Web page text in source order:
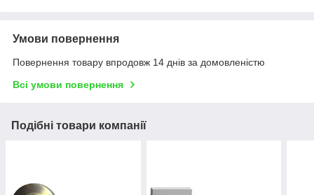
Умови повернення
Повернення товару впродовж 14 днів за домовленістю
Всі умови повернення
Подібні товари компанії